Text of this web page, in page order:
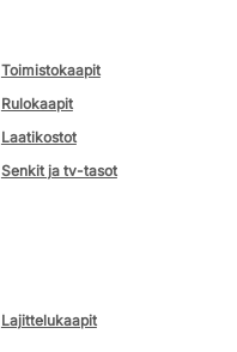
Toimistokaapit
Rulokaapit
Laatikostot
Senkit ja tv-tasot
Lajittelukaapit